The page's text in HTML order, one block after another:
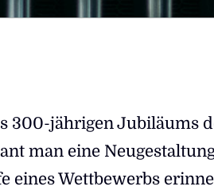
300-jährigen Jubiläums
man eine
eines Wettbewerbs